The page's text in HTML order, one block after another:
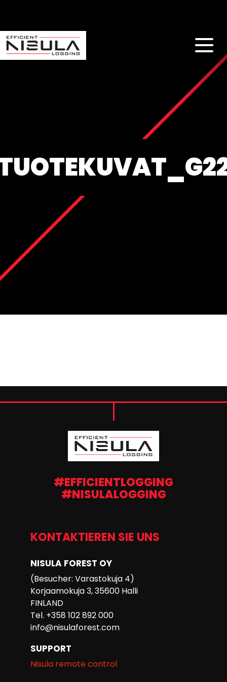
#EFFICIENTLOGGING
#NISULALOGGING
KONTAKTIEREN SIE UNS
NISULA FOREST OY
(Besucher: Varastokuja 4)
Korjaamokuja 3, 35600 Halli
FINLAND
Tel. +358 102 892 000
info@nisulaforest.com
SUPPORT
Nisula remote control